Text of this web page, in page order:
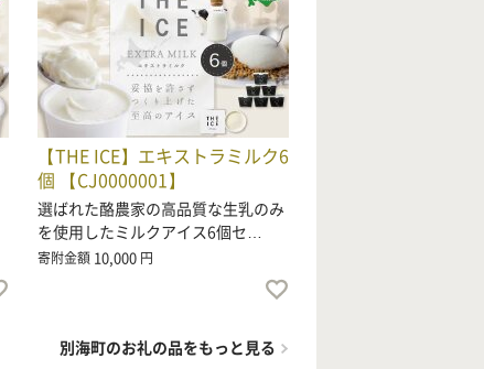
【THE ICE】エキストラミルク6
個 【CJ0000001】
選ばれた酪農家の高品質な生乳のみ
を使用したミルクアイス6個セ…
寄附金額 10,000 円
別海町のお礼の品をもっと見る